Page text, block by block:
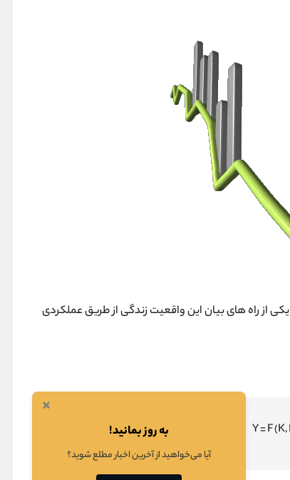
از راه های بیان این واقعیت زندگی از طریق عملکردی
×
به روز بمانید!
آیا می‌خواهید از آخرین اخبار مطلع شوید؟